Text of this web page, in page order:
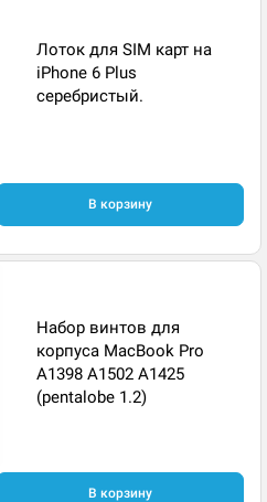
Лоток для SIM карт на
iPhone 6 Plus
серебристый.
В корзину
Набор винтов для
корпуса MacBook Pro
A1398 A1502 A1425
(pentalobe 1.2)
В корзину